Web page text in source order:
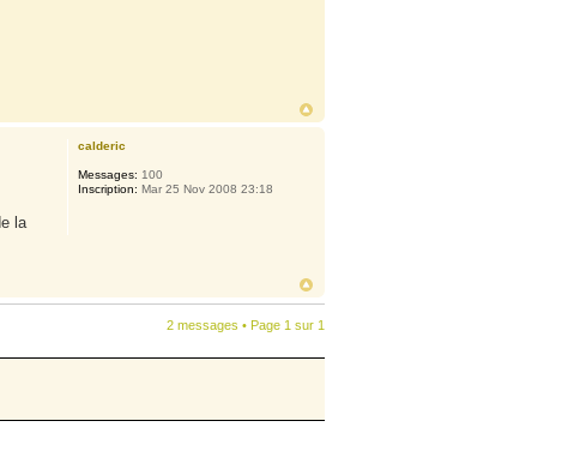
la
calderic
Messages: 100
Inscription: Mar 25 Nov 2008 23:18
2 messages • Page 1 sur 1